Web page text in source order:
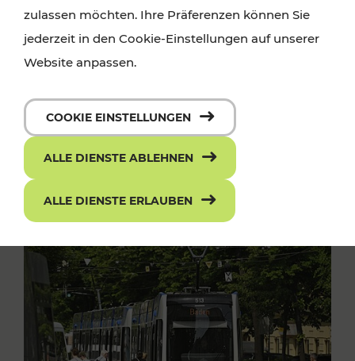
zulassen möchten. Ihre Präferenzen können Sie
jederzeit in den Cookie-Einstellungen auf unserer
Website anpassen.
COOKIE EINSTELLUNGEN
ALLE DIENSTE ABLEHNEN
ALLE DIENSTE ERLAUBEN